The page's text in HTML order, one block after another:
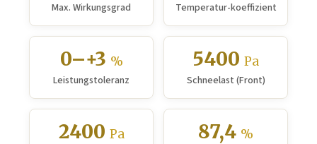
Max. Wirkungsgrad Temperatur-koeffizient
0–+3 %
Leistungstoleranz
5400 Pa
Schneelast (Front)
2400 Pa 87,4 %